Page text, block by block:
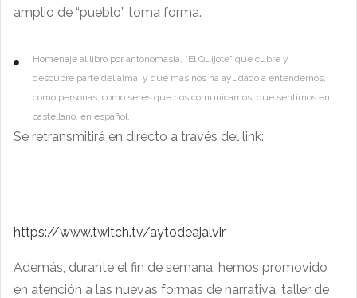
amplio de “pueblo” toma forma.
Homenaje al libro por antonomasia, “El Quijote” que cubre y
descubre parte del alma, y que más nos ha ayudado a entendernos,
como personas, como seres que nos comunicamos, que sentimos en
castellano, en español.
Se retransmitirá en directo a través del link:
https://www.twitch.tv/aytodeajalvir
Además, durante el fin de semana, hemos promovido
en atención a las nuevas formas de narrativa, taller de